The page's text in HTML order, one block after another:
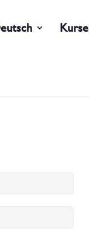
Kurse